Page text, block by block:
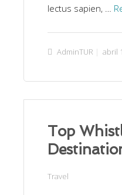
lectus sapien, …
AdminTUR abril
Top
Travel